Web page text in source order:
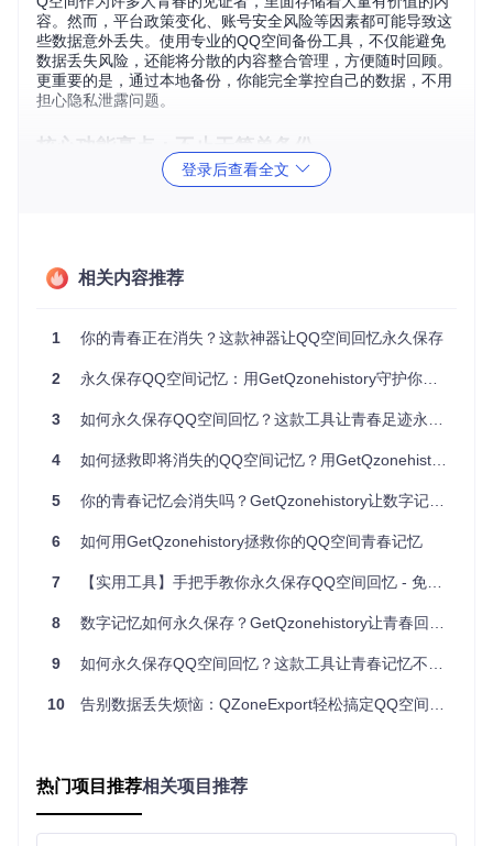
容。然而，平台政策变化、账号安全风险等因素都可能导致这
些数据意外丢失。使用专业的QQ空间备份工具，不仅能避免
数据丢失风险，还能将分散的内容整合管理，方便随时回顾。
更重要的是，通过本地备份，你能完全掌控自己的数据，不用
担心隐私泄露问题。
核心功能亮点：不止于简单备份
：自动获取所有可见的说说、转发内容和留言，
高清图片保存：自动下载说说中的所有图片，保留原始画质
进度实时监控：清晰展示备份进度，让你对整个过程了如指
零基础也能上手的备份教程
环境准备步骤
首先克隆项目到本地
git clone
创建并激活虚拟环境（推荐使用虚拟环境确保系统环境干
# 创建虚拟环境
python -m venv myenv
# Linux/macOS激活虚拟环境
登录后查看全文
相关内容推荐
1 你的青春正在消失？这款神器让QQ空间回忆永久保存
2 永久保存QQ空间记忆：用GetQzonehistory守护你的数字青春
3 如何永久保存QQ空间回忆？这款工具让青春足迹永不褪色
4 如何拯救即将消失的QQ空间记忆？用GetQzonehistory一键永久保存青春足迹
5 你的青春记忆会消失吗？GetQzonehistory让数字记忆永久保存
6 如何用GetQzonehistory拯救你的QQ空间青春记忆
7 【实用工具】手把手教你永久保存QQ空间回忆 - 免费导出所有历史说说
8 数字记忆如何永久保存？GetQzonehistory让青春回忆不再消失
9 如何永久保存QQ空间回忆？这款工具让青春记忆不褪色
10 告别数据丢失烦恼：QZoneExport轻松搞定QQ空间数据备份
热门项目推荐相关项目推荐